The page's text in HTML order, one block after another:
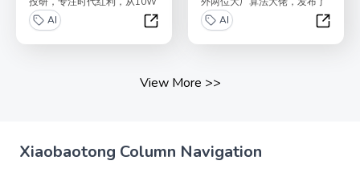
本金起步到收益超8位数，曾
初期便投资特斯拉、美...
AI
AI时代投资思维
《100个超强机器学习算法模
型》！最近，全网突...
AI
【全
View More >>
Xiaobaotong Column Navigation